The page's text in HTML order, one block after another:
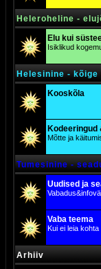
Heleroheline -
Elu kui
Isiklikud
Helesinine -
Kooskõla
Kodeeringud
Mõtte ja
Tumesinine -
Uudised ja
Vaba teema
Kui ei leia kohta
Arhiiv